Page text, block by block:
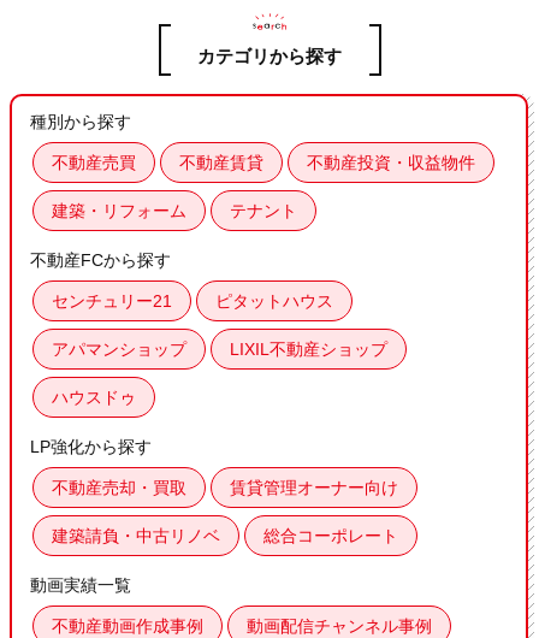
カテゴリから探す
種別から探す
不動産売買 不動産賃貸 不動産投資・収益物件
建築・リフォーム テナント
不動産FCから探す
センチュリー21 ピタットハウス
アパマンショップ LIXIL不動産ショップ
ハウスドゥ
LP強化から探す
不動産売却・買取 賃貸管理オーナー向け
建築請負・中古リノベ 総合コーポレート
動画実績一覧
不動産動画作成事例 動画配信チャンネル事例